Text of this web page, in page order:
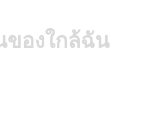
ของใกล้ฉัน